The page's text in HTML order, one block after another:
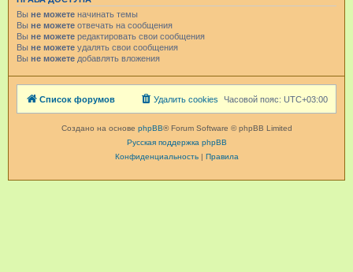
Вы не можете начинать темы
Вы не можете отвечать на сообщения
Вы не можете редактировать свои сообщения
Вы не можете удалять свои сообщения
Вы не можете добавлять вложения
Список форумов Часовой пояс: UTC+03:00
Удалить cookies
Создано на основе phpBB® Forum Software © phpBB Limited
Русская поддержка phpBB
Конфиденциальность| Правила